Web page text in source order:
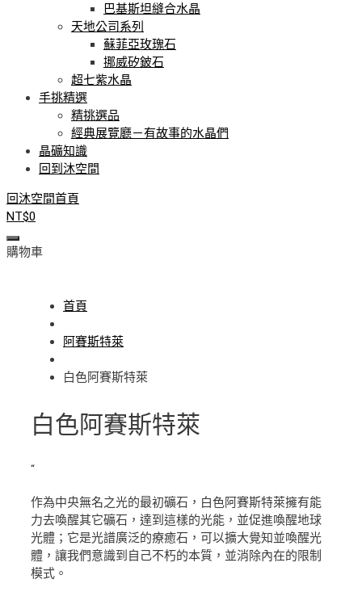
巴基斯坦縫合水晶
天地公司系列
蘇菲亞玫瑰石
挪威矽鈹石
超七紫水晶
手挑精選
精挑選品
經典展覽廳－有故事的水晶們
晶礦知識
回到沐空間
回沐空間首頁
NT$0
購物車
首頁
阿賽斯特萊
白色阿賽斯特萊
白色阿賽斯特萊
“
作為中央無名之光的最初礦石，白色阿賽斯特萊擁有能
力去喚醒其它礦石，達到這樣的光能，並促進喚醒地球
光體；它是光譜廣泛的療癒石，可以擴大覺知並喚醒光
體，讓我們意識到自己不朽的本質，並消除內在的限制
模式。